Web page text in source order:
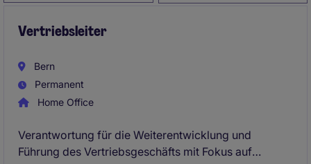
Vertriebsleiter
Bern
Permanent
Home Office
Verantwortung für die Weiterentwicklung und
Führung des Vertriebsgeschäfts mit Fokus auf